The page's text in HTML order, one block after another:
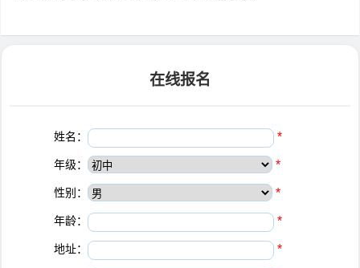
在线报名
姓名： *
年级： *
性别： *
年龄： *
地址： *